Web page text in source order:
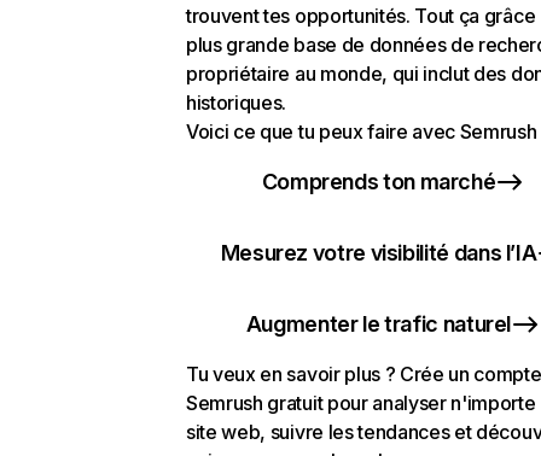
trouvent tes opportunités. Tout ça grâce
plus grande base de données de
propriétaire au monde, qui inclut des
historiques.
Voici ce que tu peux faire avec Semrush
Comprends ton marché
Mesurez votre visibilité dans l’IA
Augmenter le trafic naturel
Tu veux en savoir plus ? Crée un compte
Semrush gratuit pour analyser n'importe
site web, suivre les tendances et